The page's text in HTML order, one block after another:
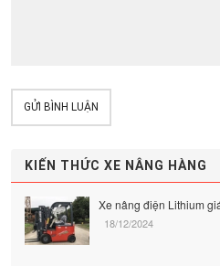
GỬI BÌNH LUẬN
KIẾN THỨC XE NÂNG HÀNG
Xe nâng điện Lithium
18/12/2024